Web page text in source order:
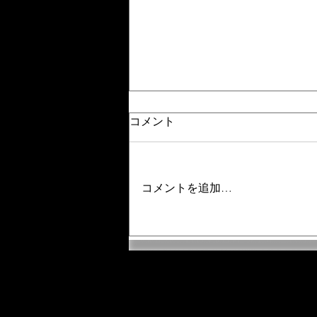
ク。オーバーレイの「月額
コメント
コメントを追加…